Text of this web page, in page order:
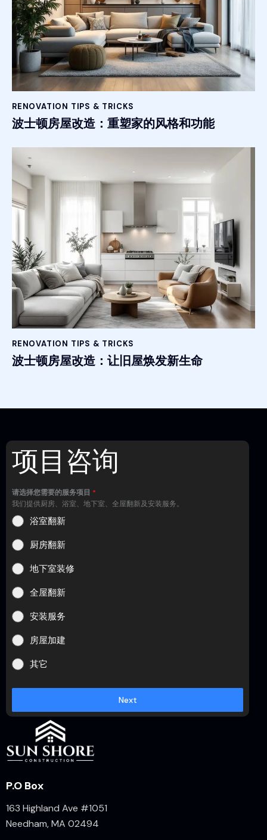
RENOVATION TIPS & TRICKS
波士顿房屋改造：重塑家的风格和功能
RENOVATION TIPS & TRICKS
波士顿房屋改造：让旧屋焕发新生命
项目咨询
请选择您需要的服务项目 *
我们提供厨房、浴室、地下室、全屋翻新及安装服务。
浴室翻新
厨房翻新
地下室装修
全屋翻新
安装服务
房屋加建
其它
Next
P.O Box
163 Highland Ave #1051
Needham, MA 02494